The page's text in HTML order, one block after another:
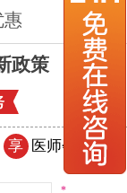
更多>>
政策
享 医师会诊
*